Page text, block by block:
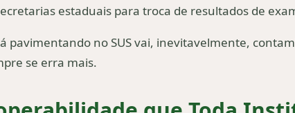
estaduais para troca de resultados de
pavimentando no SUS vai, inevitavelmente,
se erra mais.